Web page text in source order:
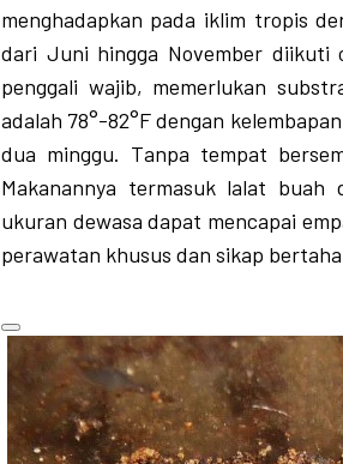
menghadapkan pada iklim tropis
dari Juni hingga November diikuti
penggali wajib, memerlukan
adalah 78°-82°F dengan
dua minggu. Tanpa tempat
Makanannya termasuk lalat
ukuran dewasa dapat mencapai
perawatan khusus dan sikap